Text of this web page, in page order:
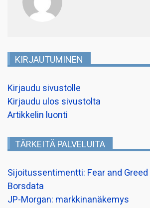
KIRJAUTUMINEN
Kirjaudu sivustolle
Kirjaudu ulos sivustolta
Artikkelin luonti
TÄRKEITÄ PALVELUITA
Sijoitussentimentti: Fear and Greed
Borsdata
JP-Morgan: markkinanäkemys